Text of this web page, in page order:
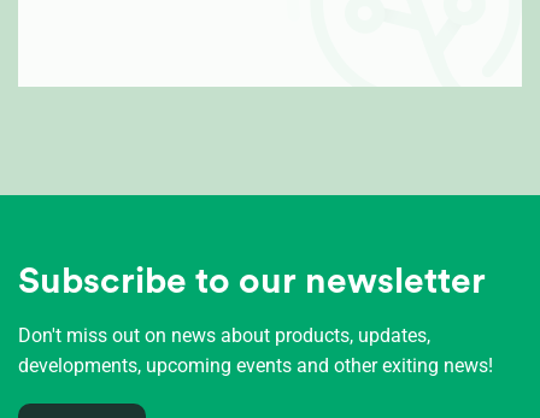
Subscribe to our newsletter
Don't miss out on news about products, updates,
developments, upcoming events and other exiting news!